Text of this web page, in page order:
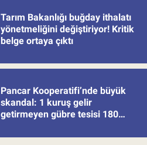
Tarım Bakanlığı buğday ithalatı
yönetmeliğini değiştiriyor! Kritik
belge ortaya çıktı
Pancar Kooperatifi’nde büyük
skandal: 1 kuruş gelir
getirmeyen gübre tesisi 180